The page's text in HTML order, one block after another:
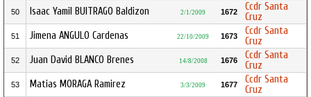
50 Isaac Yamil BUITRAGO Baldizon 2/1/2009 1672
Ccdr Santa
Cruz
51 Jimena ANGULO Cardenas 22/10/2009 1673
Ccdr Santa
Cruz
52 Juan David BLANCO Brenes 14/8/2008 1676
Ccdr Santa
Cruz
53 Matias MORAGA Ramirez 3/3/2009 1677
Ccdr Santa
Cruz